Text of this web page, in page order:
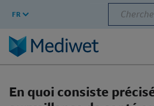
FR Chercher
En quoi consiste